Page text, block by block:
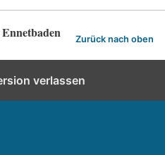
Zurück nach oben
verlassen